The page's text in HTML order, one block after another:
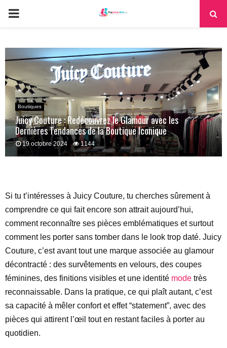
PRIMARY
Boutiques
Juicy Couture : Redécouvrez le Glamour avec les
Dernières Tendances de la Boutique Iconique
19 octobre 2024 1144
Si tu t’intéresses à Juicy Couture, tu cherches sûrement à
comprendre ce qui fait encore son attrait aujourd’hui,
comment reconnaître ses pièces emblématiques et surtout
comment les porter sans tomber dans le look trop daté. Juicy
Couture, c’est avant tout une marque associée au glamour
décontracté : des survêtements en velours, des coupes
féminines, des finitions visibles et une identité mode très
reconnaissable. Dans la pratique, ce qui plaît autant, c’est
sa capacité à mêler confort et effet “statement”, avec des
pièces qui attirent l’œil tout en restant faciles à porter au
quotidien.